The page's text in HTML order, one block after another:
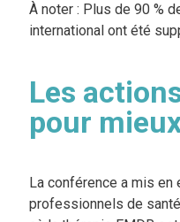
À noter : Plus de 90 %
international ont été
Les
pour
La conférence a mis
professionnels de